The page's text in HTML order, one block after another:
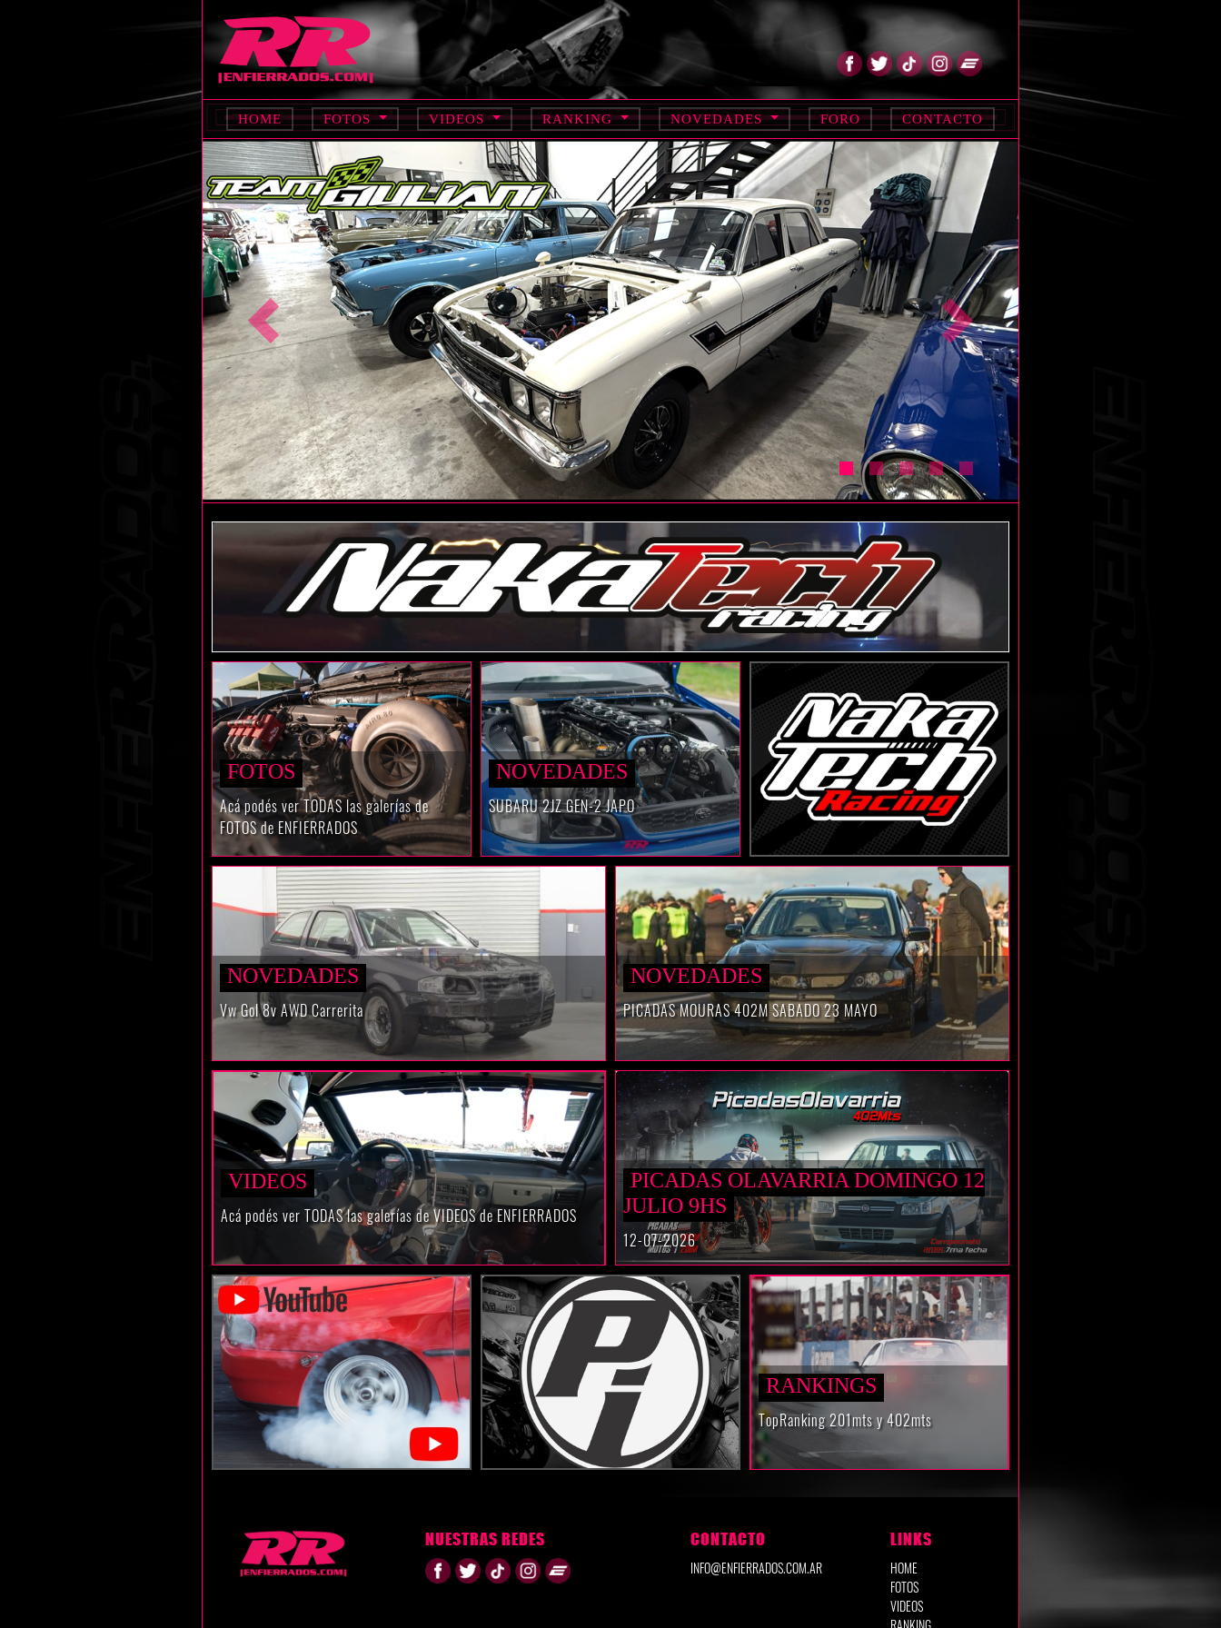
HOME FOTOS VIDEOS RANKING NOVEDADES FORO CONTACTO
Anterior Siguiente
FOTOS
Acá podés ver TODAS las galerías de
FOTOS de ENFIERRADOS
NOVEDADES
SUBARU 2JZ GEN-2 JAPO
NOVEDADES
Vw Gol 8v AWD Carrerita
NOVEDADES
PICADAS MOURAS 402M SABADO 23 MAYO
VIDEOS
Acá podés ver TODAS las galerías de VIDEOS de ENFIERRADOS
PICADAS OLAVARRIA DOMINGO 12
JULIO 9HS
12-07-2026
RANKINGS
TopRanking 201mts y 402mts
NUESTRAS REDES CONTACTO
INFO@ENFIERRADOS.COM.AR
LINKS
HOME
FOTOS
VIDEOS